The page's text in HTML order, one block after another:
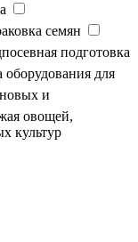
семян
подготовка
оборудования для
и
овощей,
культур